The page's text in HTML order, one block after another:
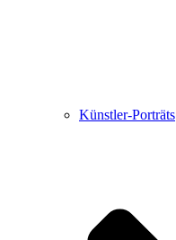
Künstler-Porträts